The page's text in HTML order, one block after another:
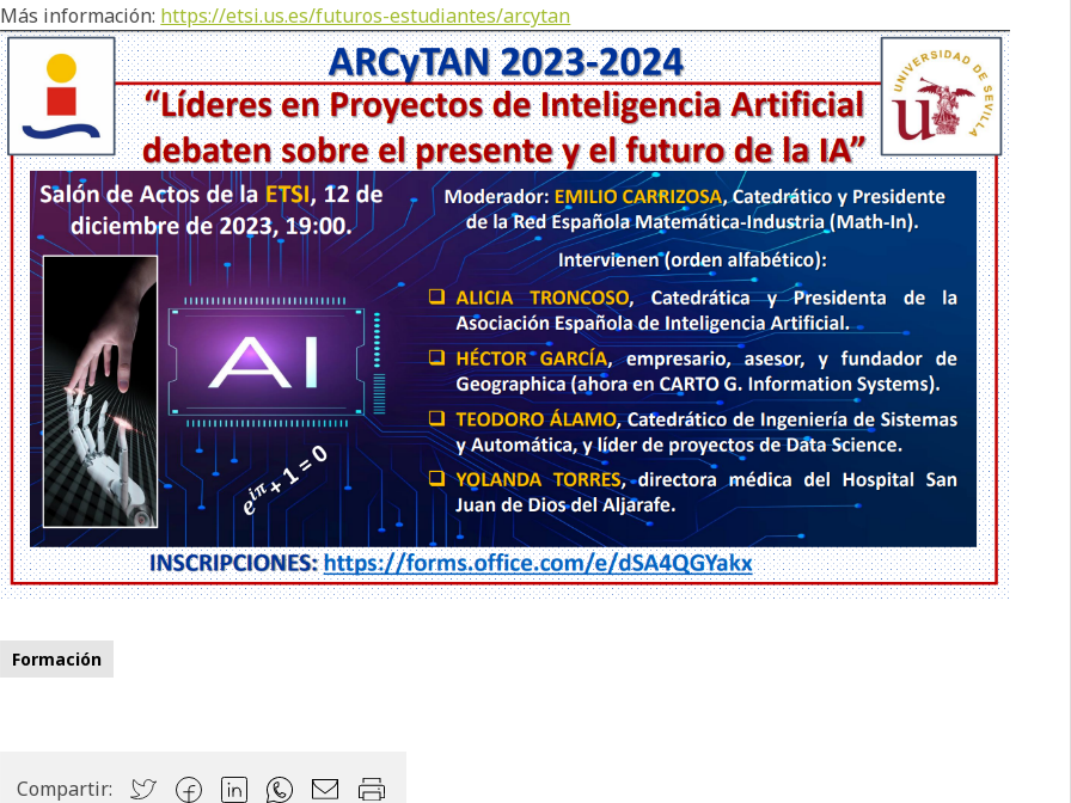
Más información: https://etsi.us.es/futuros-estudiantes/arcytan
Formación
Compartir: